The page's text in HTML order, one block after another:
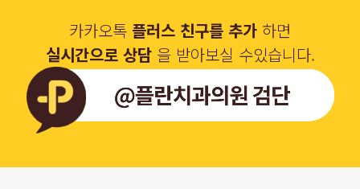
카카오톡 플러스 친구를 추가 하면
실시간으로 상담 을 받아보실 수있습니다.